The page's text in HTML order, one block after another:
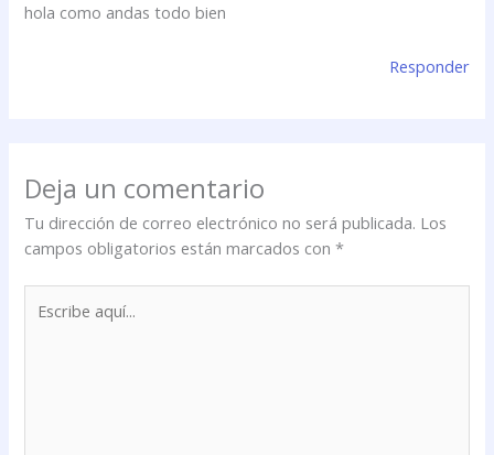
hola como andas todo bien
Responder
Deja un comentario
Tu dirección de correo electrónico no será publicada. Los
campos obligatorios están marcados con*
aquí...